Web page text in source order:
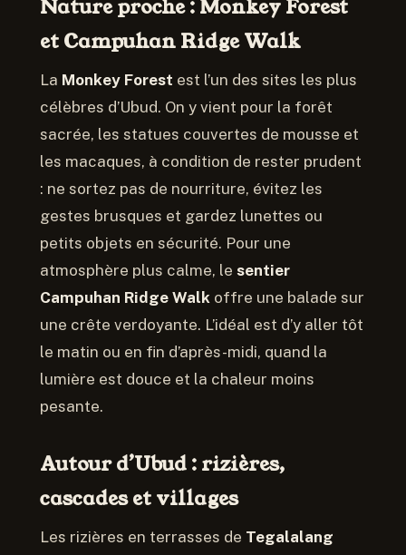
Nature proche : Monkey Forest
et Campuhan Ridge Walk
La Monkey Forest est l’un des sites les plus
célèbres d’Ubud. On y vient pour la forêt
sacrée, les statues couvertes de mousse et
les macaques, à condition de rester prudent
: ne sortez pas de nourriture, évitez les
gestes brusques et gardez lunettes ou
petits objets en sécurité. Pour une
atmosphère plus calme, le sentier
Campuhan Ridge Walk offre une balade sur
une crête verdoyante. L’idéal est d’y aller tôt
le matin ou en fin d’après-midi, quand la
lumière est douce et la chaleur moins
pesante.
Autour d’Ubud : rizières,
cascades et villages
Les rizières en terrasses de Tegalalang